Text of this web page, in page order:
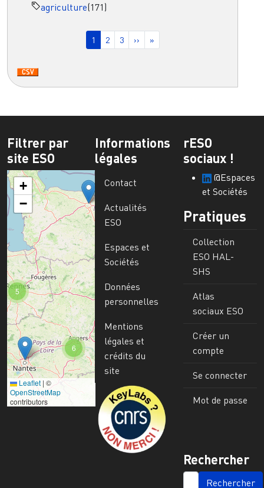
agriculture(171)
Page courante
1 Page
2 Page
3 Page suivante
›› Dernière page
»
Filtrer par
site ESO
6
5
+
−
Leaflet | ©
OpenStreetMap
contributors
Informations
légales
Contact
Actualités
ESO
Espaces et
Sociétés
Données
personnelles
Mentions
légales et
crédits du
site
Image
rESO
sociaux !
@Espaces
et Sociétés
Pratiques
Collection
ESO HAL-
SHS
Atlas
sociaux ESO
Créer un
compte
Se connecter
Mot de passe
Rechercher
SEARCH